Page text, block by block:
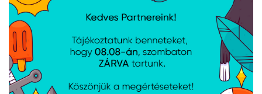
Amazon Kindle
Paperwhite 2024 16GB -
Jade
Amazon Kindle 6" 16GB